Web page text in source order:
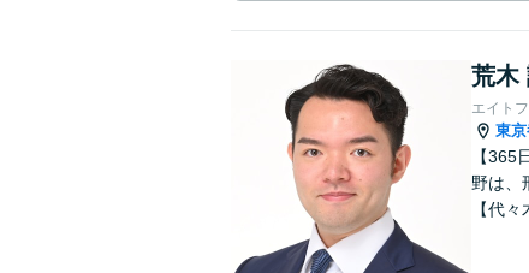
荒木
エイト
東
【
野は、
【代々